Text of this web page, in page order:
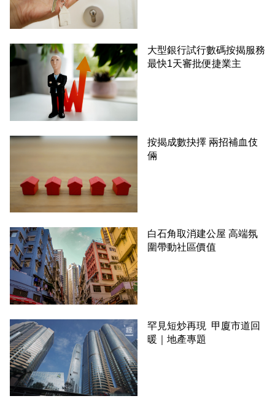
大型銀行試行數碼按揭服務
最快1天審批便捷業主
按揭成數抉擇 兩招補血伎
倆
白石角取消建公屋 高端氛
圍帶動社區價值
罕見短炒再現 甲廈市道回
暖｜地產專題